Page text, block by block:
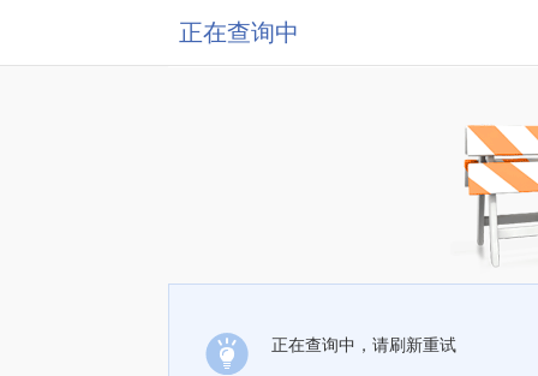
正在查询中
正在查询中，请刷新重试